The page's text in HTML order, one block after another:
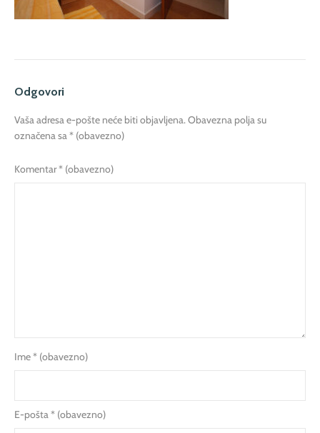
Odgovori
Vaša adresa e-pošte neće biti objavljena. Obavezna polja su
označena sa * (obavezno)
Komentar* (obavezno)
Ime* (obavezno)
E-pošta* (obavezno)